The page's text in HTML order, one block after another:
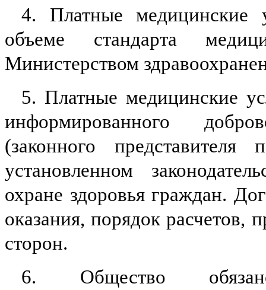
4. Платные медицинские
объеме стандарта
Министерством
5. Платные медицинские
информированного
(законного представителя
установленном
охране здоровья граждан.
оказания, порядок расчетов,
сторон.
6. Общество